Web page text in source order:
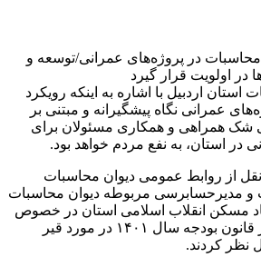
اردبیل با اشاره به اینکه رویکرد
عمرانی نگاه پیشگیرانه و مبتنی بر
همراهی و همکاری مسئولان برای
در استان، به نفع مردم خواهد بود.
نقل از روابط عمومی دیوان محاسبات
و مدیرحسابرسی مربوطه دیوان محاسبات
مسکن انقلاب اسلامی استان در خصوص
راهکار جذب اعتبارات از قانون بودجه سال ۱۴۰۱ در مورد قیر
نظر کردند.